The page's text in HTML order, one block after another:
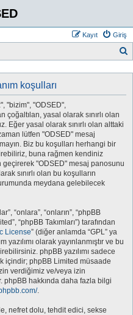
Giriş
Kayıt
koşulları
"bizim", "ODSED",
çoğaltılan, yasal olarak sınırlı olan
Eğer yasal olarak sınırlı olan alttaki
lütfen "ODSED" mesaj
Biz bu koşulları herhangi bir
buna rağmen kendiniz
"ODSED" mesaj panosunu
sınırlı olan bu koşulların
meydana gelebilecek
“onlara”, “onların”, “phpBB
“phpBB Takımları”) tarafından
License” (diğer anlamda “GPL” ya
yazılımı olarak yayınlanmıştır ve bu
phpBB yazılımı sadece
içindir; phpBB Limited müsaade
verdiğimiz ve/veya izin
hakkında daha fazla bilgi
.
nefret dolu, tehdit edici, sekse